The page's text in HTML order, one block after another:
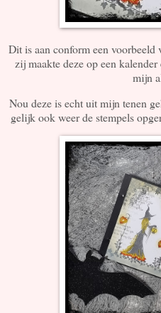
Dit is aan conform een
zij maakte deze op een
mijn
Nou deze is echt uit mijn tenen
gelijk ook weer de stempels